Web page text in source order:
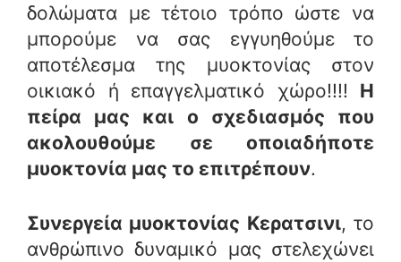
δολώματα με τέτοιο τρόπο ώστε να
μπορούμε να σας εγγυηθούμε το
αποτέλεσμα της μυοκτονίας στον
οικιακό ή επαγγελματικό χώρο!!!! Η
πείρα μας και ο σχεδιασμός που
ακολουθούμε σε οποιαδήποτε
μυοκτονία μας το επιτρέπουν.
Συνεργεία μυοκτονίας Κερατσινι, το
ανθρώπινο δυναμικό μας στελεχώνει